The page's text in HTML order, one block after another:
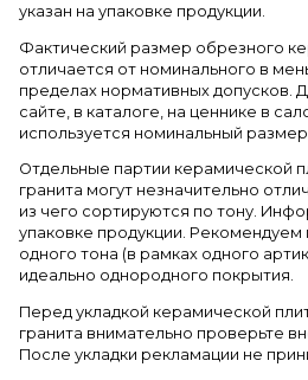
указан на упаковке продукции.
Фактический размер обрезного
отличается от номинального в
пределах нормативных допусков.
сайте, в каталоге, на ценнике в
используется номинальный размер.
Отдельные партии керамической
гранита могут незначительно
из чего сортируются по тону.
упаковке продукции.
одного тона (в рамках одного
идеально однородного покрытия.
Перед укладкой керамической
гранита внимательно проверьте
После укладки рекламации не